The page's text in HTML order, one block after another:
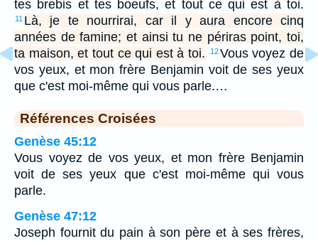
tes brebis et tes boeufs, et tout ce qui est à toi.
11 Là, je te nourrirai, car il y aura encore cinq
années de famine; et ainsi tu ne périras point, toi,
ta maison, et tout ce qui est à toi.
12Vous voyez de
vos yeux, et mon frère Benjamin voit de ses yeux
que c'est moi-même qui vous parle.…
Références Croisées
Genèse 45:12
Vous voyez de vos yeux, et mon frère Benjamin
voit de ses yeux que c'est moi-même qui vous
parle.
Genèse 47:12
Joseph fournit du pain à son père et à ses frères,